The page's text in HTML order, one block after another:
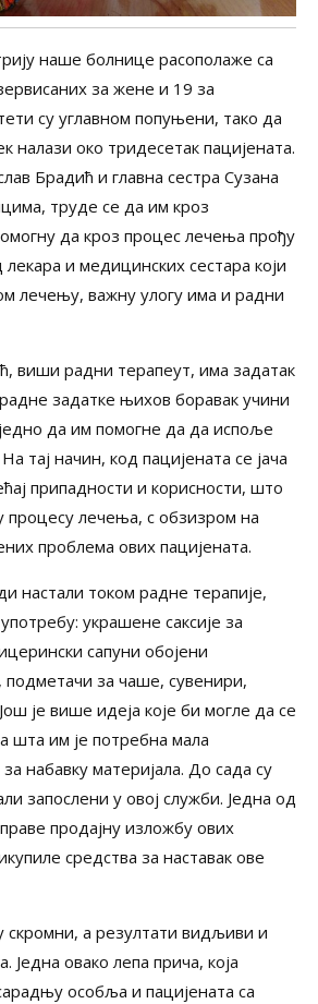
наше болнице расополаже са
за жене и 19 за
су углавном попуњени, тако да
налази око тридесетак пацијената.
Брадић и главна сестра Сузана
труде се да им кроз
да кроз процес лечења прођу
и медицинских сестара који
лечењу, важну улогу има и радни
виши радни терапеут, има задатак
задатке њихов боравак учини
да им помогне да да испоље
тај начин, код пацијената се јача
припадности и корисности, што
процесу лечења, с обзизром на
проблема ових пацијената.
настали током радне терапије,
украшене саксије за
сапуни обојени
за чаше, сувенири,
је више идеја које би могле да се
шта им је потребна мала
набавку материјала. До сада су
запослени у овој служби. Једна од
продајну изложбу ових
средства за наставак ове
скромни, а резултати видљиви и
Једна овако лепа прича, која
особља и пацијената са